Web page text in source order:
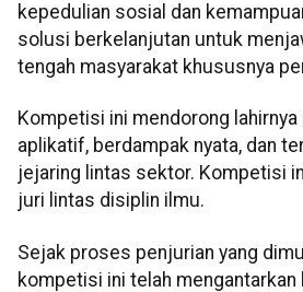
kepedulian sosial dan
solusi berkelanjutan untuk
tengah masyarakat khususnya
Kompetisi ini mendorong lahirnya
aplikatif, berdampak nyata, dan
jejaring lintas sektor. Kompetisi
juri lintas disiplin ilmu.
Sejak proses penjurian yang
kompetisi ini telah mengantarkan